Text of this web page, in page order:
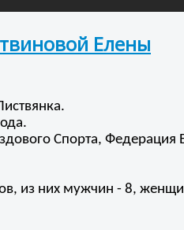
Елены
Спорта, Федерация
из них мужчин - 8,